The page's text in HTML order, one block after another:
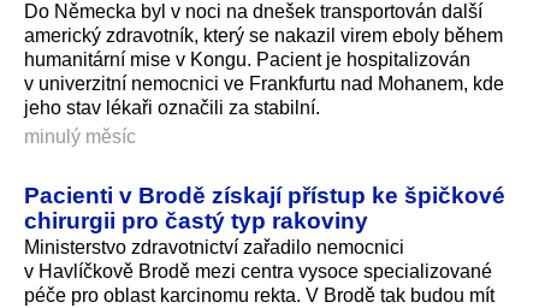
Do Německa byl v noci na dnešek transportován další
americký zdravotník, který se nakazil virem eboly během
humanitární mise v Kongu. Pacient je hospitalizován
v univerzitní nemocnici ve Frankfurtu nad Mohanem, kde
jeho stav lékaři označili za stabilní.
minulý měsíc
Pacienti v Brodě získají přístup ke špičkové
chirurgii pro častý typ rakoviny
Ministerstvo zdravotnictví zařadilo nemocnici
v Havlíčkově Brodě mezi centra vysoce specializované
péče pro oblast karcinomu rekta. V Brodě tak budou mít